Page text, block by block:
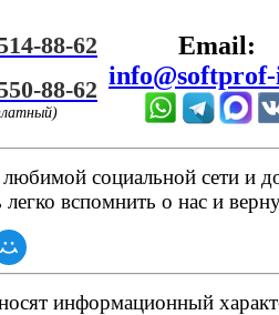
88-62
88-62
Email:
социальной сети и
вспомнить о нас и
информационный